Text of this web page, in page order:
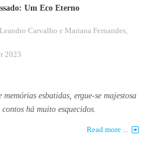
Um Eco Eterno
Carvalho e Mariana Fernandes,
2023
esbatidas, ergue-se majestosa
há muito esquecidos.
Read more ...